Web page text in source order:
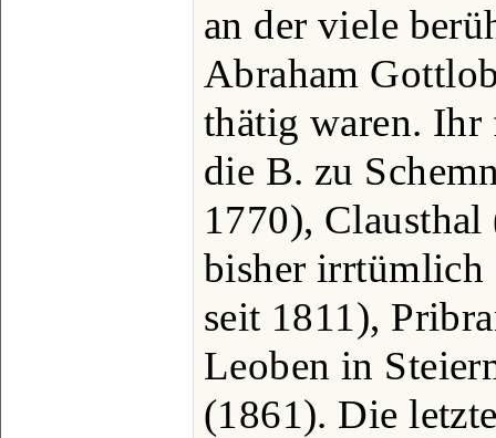
an der viele
Abraham
thätig waren. Ihr
die B. zu
1770),
bisher irrtümlich
seit 1811),
Leoben in
(1861). Die